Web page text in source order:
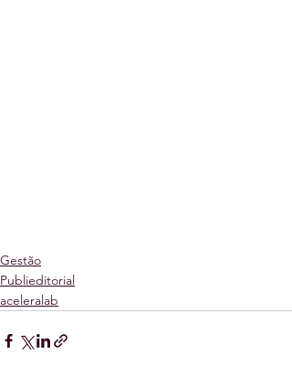
Gestão
Publieditorial
aceleralab